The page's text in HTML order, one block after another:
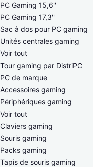
PC Gaming 15,6''
PC Gaming 17,3''
Sac à dos pour PC gaming
Unités centrales gaming
Voir tout
Tour gaming par DistriPC
PC de marque
Accessoires gaming
Périphériques gaming
Voir tout
Claviers gaming
Souris gaming
Packs gaming
Tapis de souris gaming